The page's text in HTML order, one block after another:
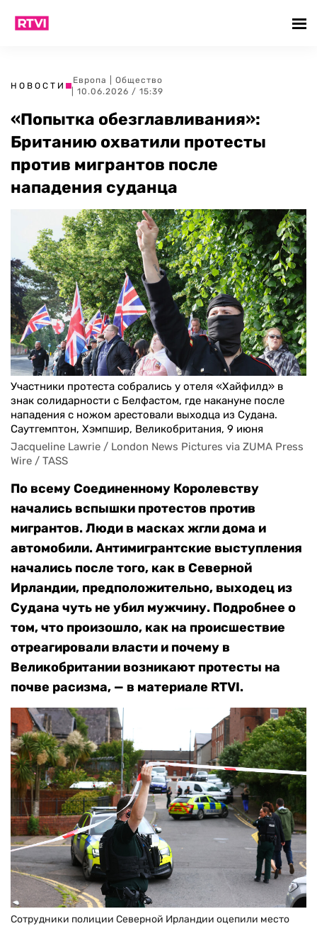
НОВОСТИ
Европа
Общество
| 10.06.2026 / 15:39
«Попытка обезглавливания»:
Британию охватили протесты
против мигрантов после
нападения суданца
Участники протеста собрались у отеля «Хайфилд» в
знак солидарности с Белфастом, где накануне после
нападения с ножом арестовали выходца из Судана.
Саутгемптон, Хэмпшир, Великобритания, 9 июня
Jacqueline Lawrie / London News Pictures via ZUMA Press
Wire / TASS
По всему Соединенному Королевству
начались вспышки протестов против
мигрантов. Люди в масках жгли дома и
автомобили. Антимигрантские выступления
начались после того, как в Северной
Ирландии, предположительно, выходец из
Судана чуть не убил мужчину. Подробнее о
том, что произошло, как на происшествие
отреагировали власти и почему в
Великобритании возникают протесты на
почве расизма, — в материале RTVI.
Сотрудники полиции Северной Ирландии оцепили место